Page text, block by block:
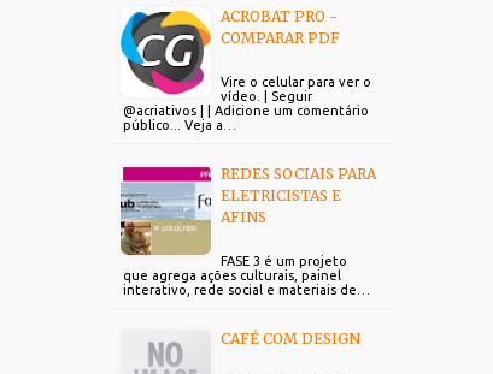
ACROBAT PRO -
COMPARAR PDF
Vire o celular para ver o
vídeo. | Seguir
@acriativos | | Adicione um comentário
público... Veja a…
REDES SOCIAIS PARA
ELETRICISTAS E
AFINS
FASE 3 é um projeto
que agrega ações culturais, painel
interativo, rede social e materiais de…
CAFÉ COM DESIGN